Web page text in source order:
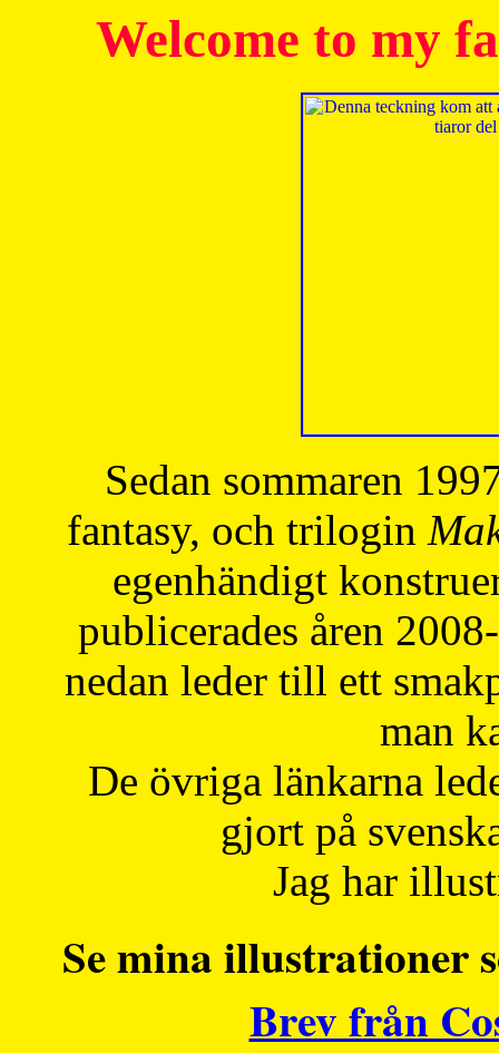
Welcome to my
Sedan sommaren
fantasy, och trilogin
egenhändigt
publicerades åren
nedan leder till ett
man
De övriga länkarna
gjort på
Jag har
Se mina illustrationer
Brev från